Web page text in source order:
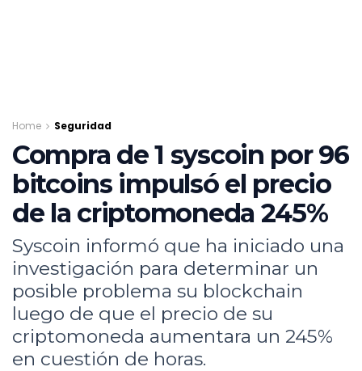
Home Seguridad
Compra de 1 syscoin por 96
bitcoins impulsó el precio
de la criptomoneda 245%
Syscoin informó que ha iniciado una
investigación para determinar un
posible problema su blockchain
luego de que el precio de su
criptomoneda aumentara un 245%
en cuestión de horas.